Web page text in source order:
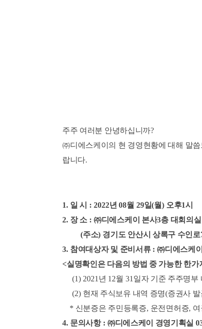
주주 여러분 안녕하십니까?
㈜디에스케이의 현 경영현황에 대해 말씀
랍니다.
1. 일 시 : 2022년08월 29일(월) 오후1시
2. 장 소 : ㈜디에스케이 본사3층 대회의실
(주소) 경기도 안산시 상록구 수인로
3. 참여대상자 및 준비서류 :㈜디에스케
<실명확인은 다음의 방법 중 가능한 한가
(1) 2021 년 12월 31 일자 기준 주주명부
(2) 현재 주식보유 내역 증명(증권사
* 신분증은 주민등록증, 운전면허증, 여
4. 문의사항 : ㈜디에스케이 경영기획실